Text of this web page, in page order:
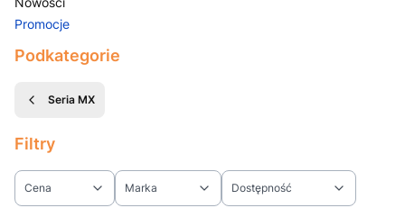
Promocje
Koniec menu
Podkategorie
Seria MX
Filtry
Cena Marka Dostępność